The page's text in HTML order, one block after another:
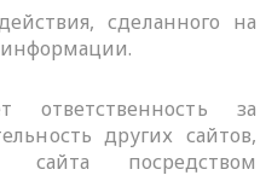
сделанного на
ответственность за
других сайтов,
посредством